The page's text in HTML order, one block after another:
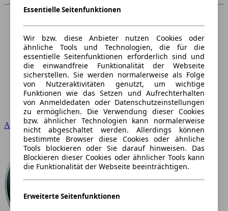
Audi
Essentielle Seitenfunktionen
Wir bzw. diese Anbieter nutzen Cookies oder
ähnliche Tools und Technologien, die für die
essentielle Seitenfunktionen erforderlich sind und
die einwandfreie Funktionalität der Webseite
sicherstellen. Sie werden normalerweise als Folge
von Nutzeraktivitäten genutzt, um wichtige
Funktionen wie das Setzen und Aufrechterhalten
von Anmeldedaten oder Datenschutzeinstellungen
zu ermöglichen. Die Verwendung dieser Cookies
bzw. ähnlicher Technologien kann normalerweise
nicht abgeschaltet werden. Allerdings können
bestimmte Browser diese Cookies oder ähnliche
Tools blockieren oder Sie darauf hinweisen. Das
Blockieren dieser Cookies oder ähnlicher Tools kann
die Funktionalität der Webseite beeinträchtigen.
Erweiterte Seitenfunktionen